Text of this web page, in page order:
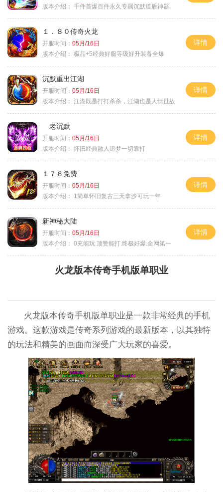
版本介绍： 千件首爆百件永久专属沉默道盾神器
１．８０传奇火龙
开服时间： 05月/16日
版本介绍： 极品+5经典好服等级好升装备全爆
详情
沉默重出江湖
开服时间： 05月/16日
版本介绍： 江湖既是打打杀杀，江湖也是人情世故
详情
老沉默
开服时间： 05月/16日
版本介绍： 怀旧经典散人追梦一切靠打
详情
１７６免费
开服时间： 05月/16日
版本介绍：
1简单怀旧复古三天拿沙可玩一年
详情
新神秘大陆
开服时间： 05月/16日
版本介绍： 0充能玩.顶赞能打.终极好爆.全网第一
详情
火龙版本传奇手机版单职业
火龙版本传奇手机版单职业是一款非常经典的手机
游戏。这款游戏是传奇系列游戏的最新版本，以其独特
的玩法和精美的画面而深受广大玩家的喜爱。